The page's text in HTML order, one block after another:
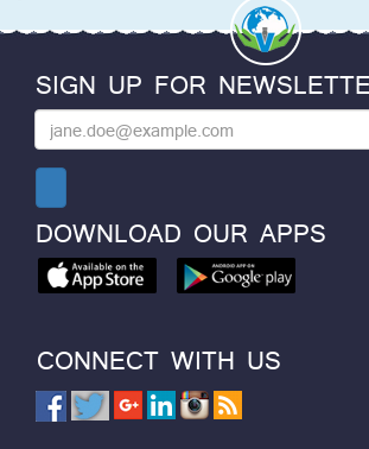
SIGN UP FOR
DOWNLOAD OUR APPS
CONNECT WITH US